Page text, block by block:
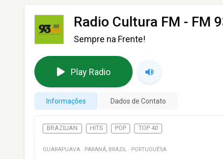
Radio Cultura FM - FM
Sempre na Frente!
Play Radio
Informações Dados de Contato
BRAZILIAN HITS POP TOP 40
GUARAPUAVA · PARANÁ, BRAZIL · PORTUGUÊSA